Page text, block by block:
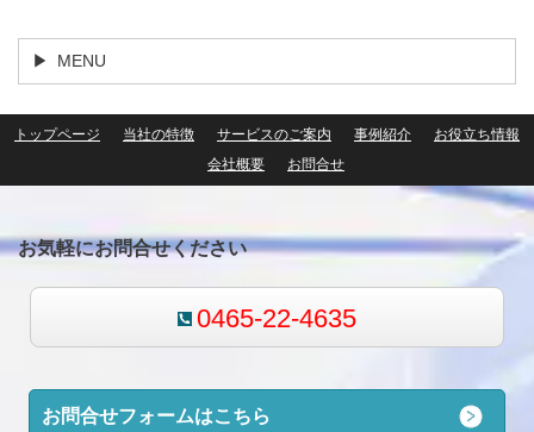
MENU
トップページ 当社の特徴 サービスのご案内 事例紹介
お役立ち情報
会社概要
お問合せ
お気軽にお問合せください
0465-22-4635
お問合せフォームはこちら